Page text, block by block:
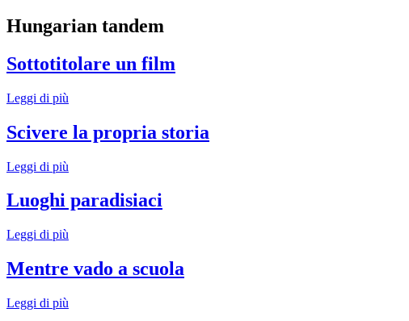
Hungarian tandem
Sottotitolare un film
Leggi di più
Scivere la propria storia
Leggi di più
Luoghi paradisiaci
Leggi di più
Mentre vado a scuola
Leggi di più